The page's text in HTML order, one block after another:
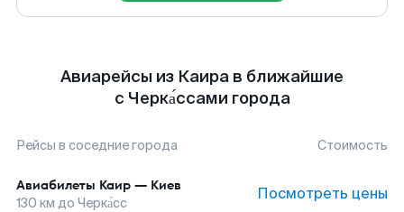
Авиарейсы из Каира в ближайшие
с Черка́ссами города
Рейсы в соседние города Стоимость
Авиабилеты Каир — Киев
130 км до Черка́сс Посмотреть цены